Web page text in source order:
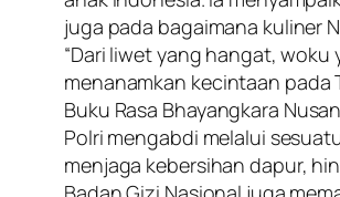
juga pada bagaimana kuliner
“Dari liwet yang hangat,
menanamkan kecintaan pada
Buku Rasa Bhayangkara
Polri mengabdi melalui
menjaga kebersihan dapur,